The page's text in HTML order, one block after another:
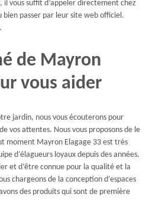
vous suffit d’appeler directement chez
bien passer par leur site web officiel.
de Mayron
vous aider
jardin, nous vous écouterons pour
vos attentes. Nous vous proposons de le
moment Mayron Elagage 33 est très
d’élagueurs loyaux depuis des années.
et d’être connue pour la qualité et la
chargeons de la conception d’espaces
des produits qui sont de première